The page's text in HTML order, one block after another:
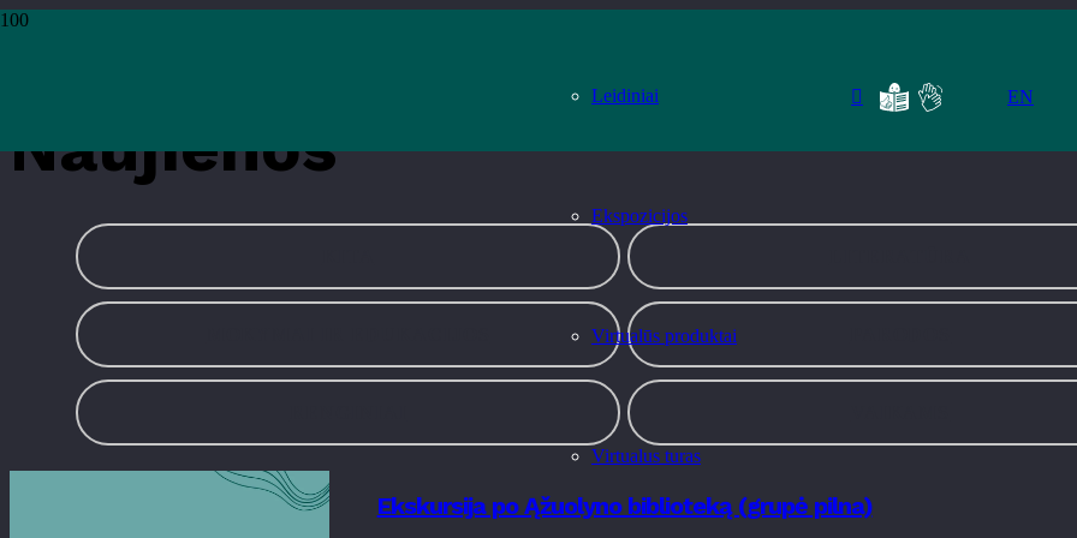
Leidiniai
Ekspozicijos
Virtualūs produktai
Virtualus turas
EN
Pradžia
Naujienos
Ekskursija po Ąžuolyno biblioteką (grupė pilna)